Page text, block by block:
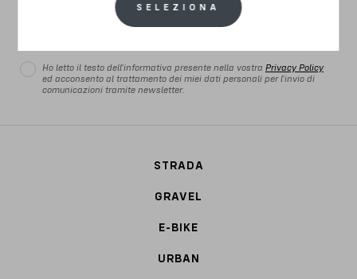
SELEZIONA
REGISTRATI ORA
Ho letto il testo dell'informativa presente nella vostra Privacy Policy
ed acconsento al trattamento dei miei dati personali per l'invio di
comunicazioni tramite newsletter.
STRADA
GRAVEL
E-BIKE
URBAN